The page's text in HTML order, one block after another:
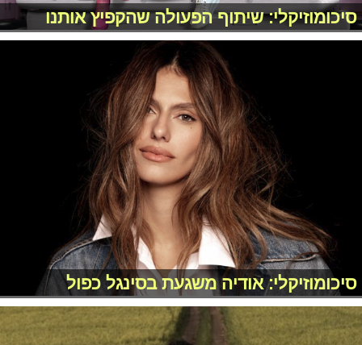
סיכומוזיקלי: שיתוף הפעולה שהקפיץ אותנו
סיכומוזיקלי: אודיה משגעת בסינגל כפול